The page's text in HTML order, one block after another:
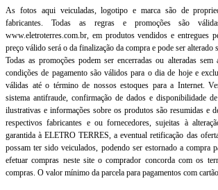
As fotos aqui veiculadas, logotipo e marca são de
fabricantes. Todas as regras e promoções são
www.eletroterres.com.br, em produtos vendidos e entregues
preço válido será o da finalização da compra e pode ser alterado
Todas as promoções podem ser encerradas ou alteradas
condições de pagamento são válidos para o dia de hoje e
válidas até o término de nossos estoques para a Internet.
sistema antifraude, confirmação de dados e disponibilidade
ilustrativas e informações sobre os produtos são resumidas e
respectivos fabricantes e ou fornecedores, sujeitas à
garantida à ELETRO TERRES, a eventual retificação das
possam ter sido veiculados, podendo ser estornado a compra
efetuar compras neste site o comprador concorda com os
compras. O valor mínimo da parcela para pagamentos com